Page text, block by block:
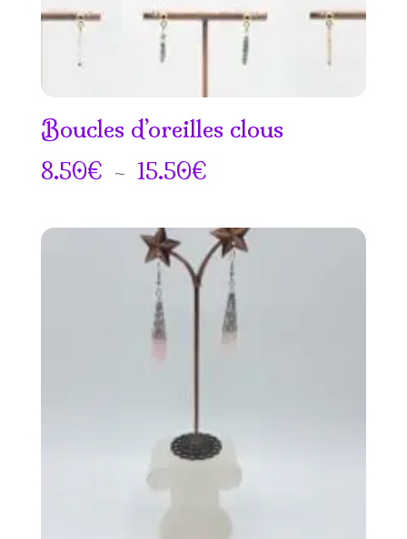
Boucles d’oreilles clous
8.50€ – 15.50€Plage
prix :
8.50€
15.50€